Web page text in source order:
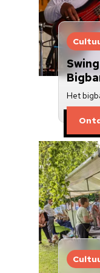
Het